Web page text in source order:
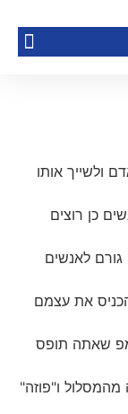
ולשייך אותו
כן רוצים
לאנשים
את עצמם
שאתה תופס
ו"פוזה"